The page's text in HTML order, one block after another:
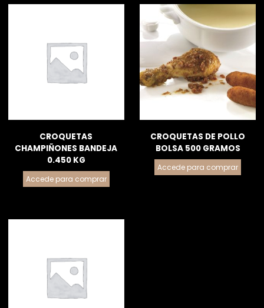
CROQUETAS
CHAMPIÑONES BANDEJA
0.450 KG
Accede para comprar
CROQUETAS DE POLLO
BOLSA 500 GRAMOS
Accede para comprar